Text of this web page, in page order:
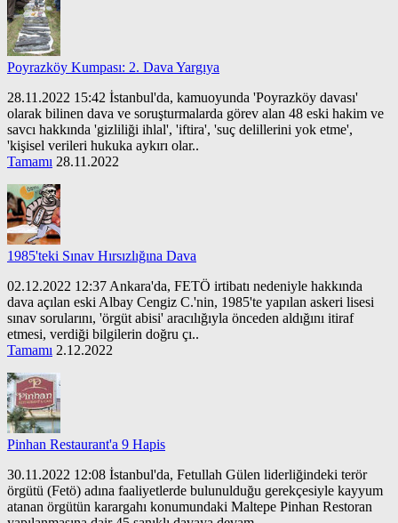
Poyrazköy Kumpası: 2. Dava Yargıya
28.11.2022 15:42 İstanbul'da, kamuoyunda 'Poyrazköy davası'
olarak bilinen dava ve soruşturmalarda görev alan 48 eski hakim ve
savcı hakkında 'gizliliği ihlal', 'iftira', 'suç delillerini yok etme',
'kişisel verileri hukuka aykırı olar..
Tamamı 28.11.2022
1985'teki Sınav Hırsızlığına Dava
02.12.2022 12:37 Ankara'da, FETÖ irtibatı nedeniyle hakkında
dava açılan eski Albay Cengiz C.'nin, 1985'te yapılan askeri lisesi
sınav sorularını, 'örgüt abisi' aracılığıyla önceden aldığını itiraf
etmesi, verdiği bilgilerin doğru çı..
Tamamı 2.12.2022
Pinhan Restaurant'a 9 Hapis
30.11.2022 12:08 İstanbul'da, Fetullah Gülen liderliğindeki terör
örgütü (Fetö) adına faaliyetlerde bulunulduğu gerekçesiyle kayyum
atanan örgütün karargahı konumundaki Maltepe Pinhan Restoran